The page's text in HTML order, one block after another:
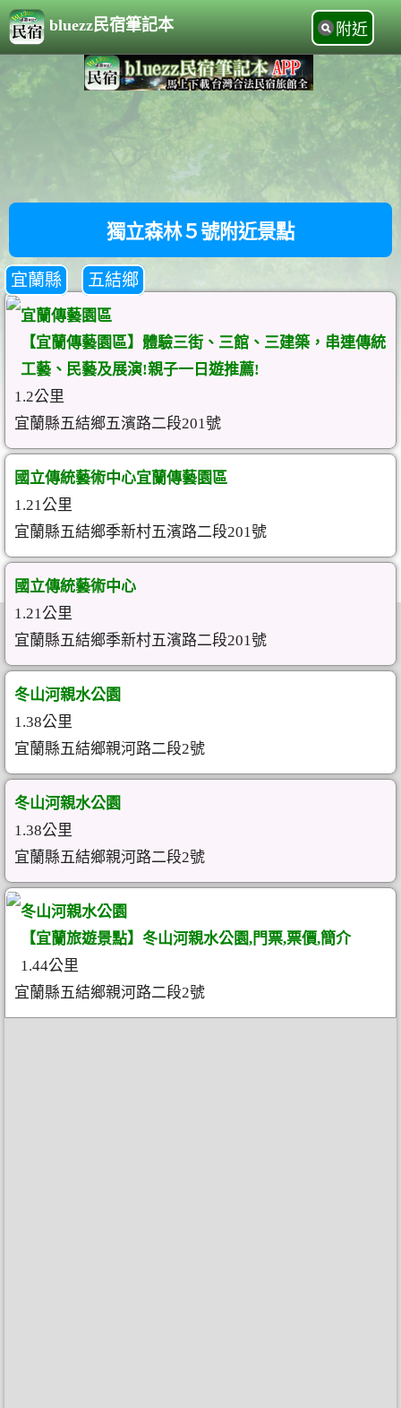
bluezz民宿筆記本 附近
獨立森林５號附近景點
宜蘭縣 五結鄉
宜蘭傳藝園區
【宜蘭傳藝園區】體驗三街、三館、三建築，串連傳統
工藝、民藝及展演!親子一日遊推薦!
1.2公里
宜蘭縣五結鄉五濱路二段201號
國立傳統藝術中心宜蘭傳藝園區
1.21公里
宜蘭縣五結鄉季新村五濱路二段201號
國立傳統藝術中心
1.21公里
宜蘭縣五結鄉季新村五濱路二段201號
冬山河親水公園
1.38公里
宜蘭縣五結鄉親河路二段2號
冬山河親水公園
1.38公里
宜蘭縣五結鄉親河路二段2號
冬山河親水公園
【宜蘭旅遊景點】冬山河親水公園,門票,票價,簡介
1.44公里
宜蘭縣五結鄉親河路二段2號